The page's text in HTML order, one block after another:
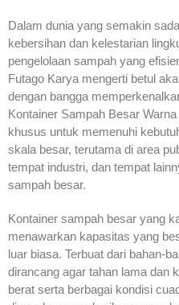
Dalam dunia yang semakin
kebersihan dan kelestarian
pengelolaan sampah yang
Futago Karya mengerti betul
dengan bangga
Kontainer Sampah Besar
khusus untuk memenuhi
skala besar, terutama di area
tempat industri, dan tempat
sampah besar.
Kontainer sampah besar yang
menawarkan kapasitas yang
luar biasa. Terbuat dari bahan-
dirancang agar tahan lama dan
berat serta berbagai kondisi